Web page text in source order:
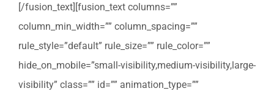
[/fusion_text][fusion_text columns=””
column_min_width=”” column_spacing=””
rule_style=”default” rule_size=”” rule_color=””
hide_on_mobile=”small-visibility,medium-visibility,large-
visibility” class=”” id=”” animation_type=””